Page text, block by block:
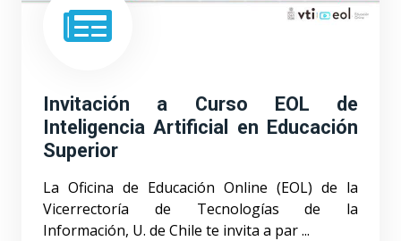
Invitación a Curso EOL de
Inteligencia Artificial en Educación
Superior
La Oficina de Educación Online (EOL)​ de la
Vicerrectoría de Tecnologías de la
Información, U. de Chile​ te invita a par ...